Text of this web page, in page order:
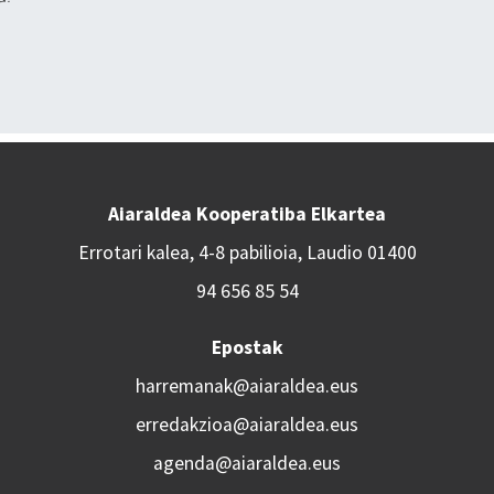
Aiaraldea Kooperatiba Elkartea
Errotari kalea, 4-8 pabilioia, Laudio 01400
94 656 85 54
Epostak
harremanak@aiaraldea.eus
erredakzioa@aiaraldea.eus
agenda@aiaraldea.eus